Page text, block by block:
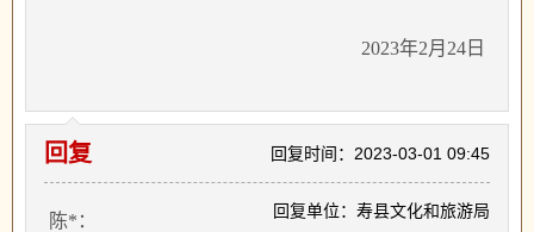
2023年2月24日
回复时间：2023-03-01 09:45
回复单位：寿县文化和旅游局
回复
陈*：